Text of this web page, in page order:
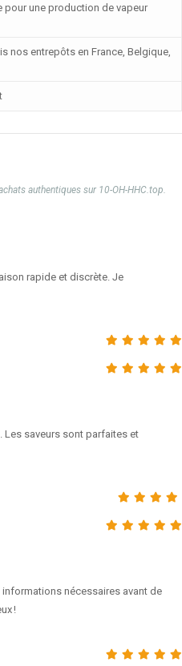
pour une production de vapeur
nos entrepôts en France, Belgique,
authentiques sur 10-OH-HHC.top.
rapide et discrète. Je
saveurs sont parfaites et
nécessaires avant de
!